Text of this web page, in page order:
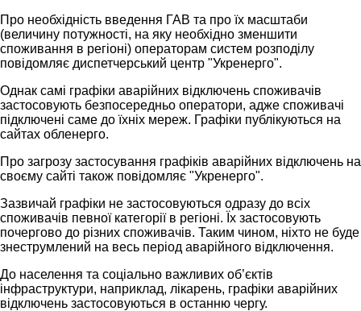
Про необхідність введення ГАВ та про їх масштаби
(величину потужності, на яку необхідно зменшити
споживання в регіоні) операторам систем розподілу
повідомляє диспетчерський центр "Укренерго".
Однак самі графіки аварійних відключень споживачів
застосовують безпосередньо оператори, адже споживачі
підключені саме до їхніх мереж. Графіки публікуються на
сайтах обленерго.
Про загрозу застосування графіків аварійних відключень на
своєму сайті також повідомляє "Укренерго".
Зазвичай графіки не застосовуються одразу до всіх
споживачів певної категорії в регіоні. Їх застосовують
почергово до різних споживачів. Таким чином, ніхто не буде
знеструмлений на весь період аварійного відключення.
До населення та соціально важливих об’єктів
інфраструктури, наприклад, лікарень, графіки аварійних
відключень застосовуються в останню чергу.